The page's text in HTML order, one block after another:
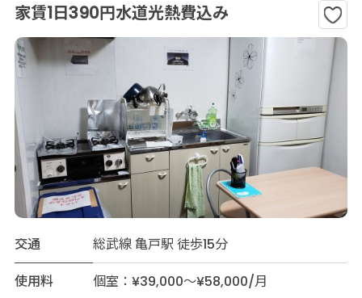
家賃1日390円水道光熱費込み
交通
総武線 亀戸駅 徒歩15分
使用料
個室：¥39,000～¥58,000/月